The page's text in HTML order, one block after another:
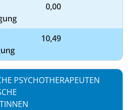
0,00
10,49
PSYCHOTHERAPEUTEN